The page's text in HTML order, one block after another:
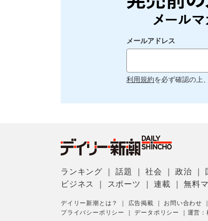
メールアドレス
利用規約を必ず確認の上
ランキング ｜話題 ｜社会 ｜政治
ビジネス
スポーツ ｜連載 ｜無料
デイリー新潮とは？ 広告掲載 お問い合わせ
プライバシーポリシー
｜データポリシー 運営：